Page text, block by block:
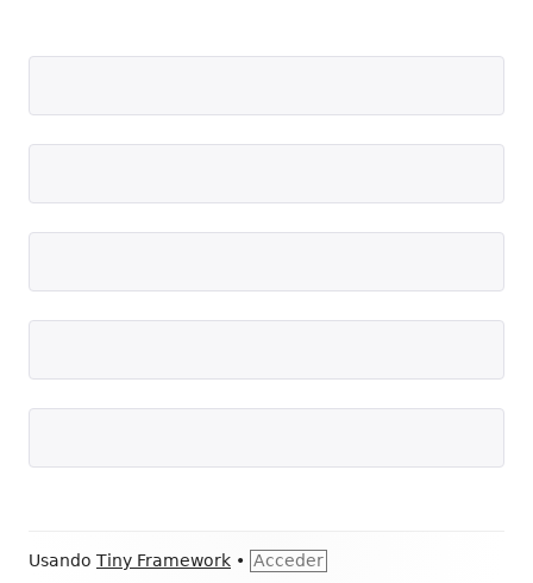
Contenido
Usando Tiny Framework • Acceder